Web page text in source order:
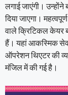
लगाई जाएंगी।
दिया जाएगा।
वाले क्रिटिकल केयर
हैं। यहां आकस्मिक
ऑपरेशन थिएटर की
मंजिल में की गई है।